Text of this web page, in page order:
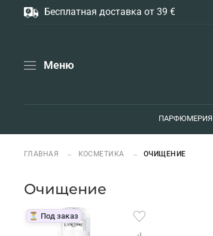
Бесплатная доставка от 39 €
Меню
ПАРФЮМЕРИЯ
ГЛАВНАЯ КОСМЕТИКА ОЧИЩЕНИЕ
Очищение
⏳ Под заказ